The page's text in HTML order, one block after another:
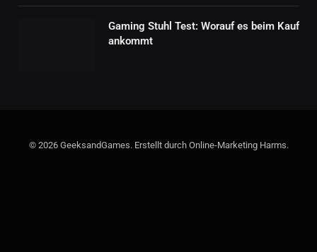
Gaming Stuhl Test: Worauf es beim Kauf
ankommt
© 2026 GeeksandGames. Erstellt durch Online-Marketing Harms.